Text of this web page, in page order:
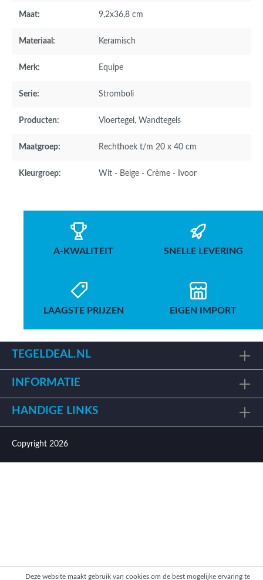
Maat: 9,2x36,8 cm
Materiaal: Keramisch
Merk: Equipe
Serie: Stromboli
Producten: Vloertegel , Wandtegels
Maatgroep: Rechthoek t/m 20 x 40 cm
Kleurgroep: Wit - Beige - Crème - Ivoor
A-KWALITEIT SNELLE LEVERING
LAAGSTE PRIJZEN EIGEN IMPORT
TEGELDEAL.NL
INFORMATIE
HANDIGE LINKS
Copyright 2026
Deze website maakt gebruik van cookies om de best mogelijke ervaring te